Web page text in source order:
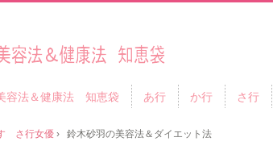
容法＆健康法 知恵袋 あ行 か行 さ行
さ行女優 › 鈴木砂羽の美容法＆ダイエット法